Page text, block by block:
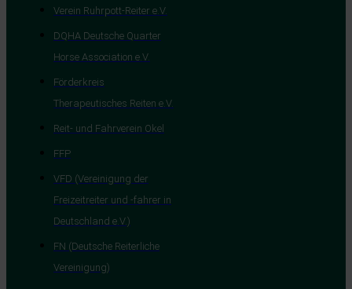
Verein Ruhrpott-Reiter e.V.
DQHA Deutsche Quarter
Horse Association e.V.
Förderkreis
Therapeutisches Reiten e.V.
Reit- und Fahrverein Okel
FFP
VFD (Vereinigung der
Freizeitreiter und -fahrer in
Deutschland e.V.)
FN (Deutsche Reiterliche
Vereinigung)